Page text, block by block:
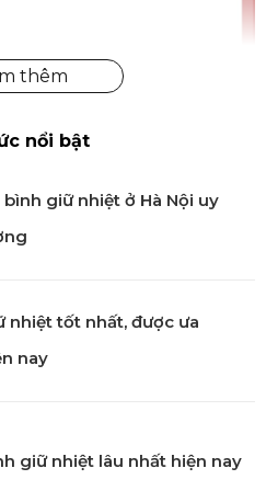
Houchou D60 - 21cm
nổi bật
giữ nhiệt ở Hà Nội uy
nhiệt tốt nhất, được ưa
nay
giữ nhiệt lâu nhất hiện nay